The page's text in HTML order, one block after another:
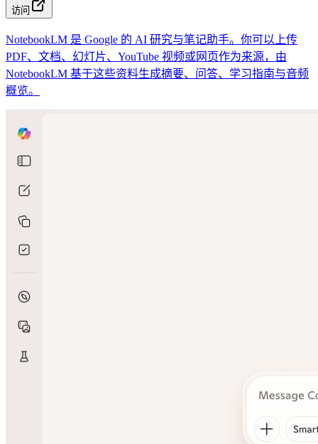
访问
NotebookLM 是 Google 的 AI 研究与笔记助手。你可以上传
PDF、文档、幻灯片、YouTube 视频或网页作为来源，由
NotebookLM 基于这些资料生成摘要、问答、学习指南与音频
概览。